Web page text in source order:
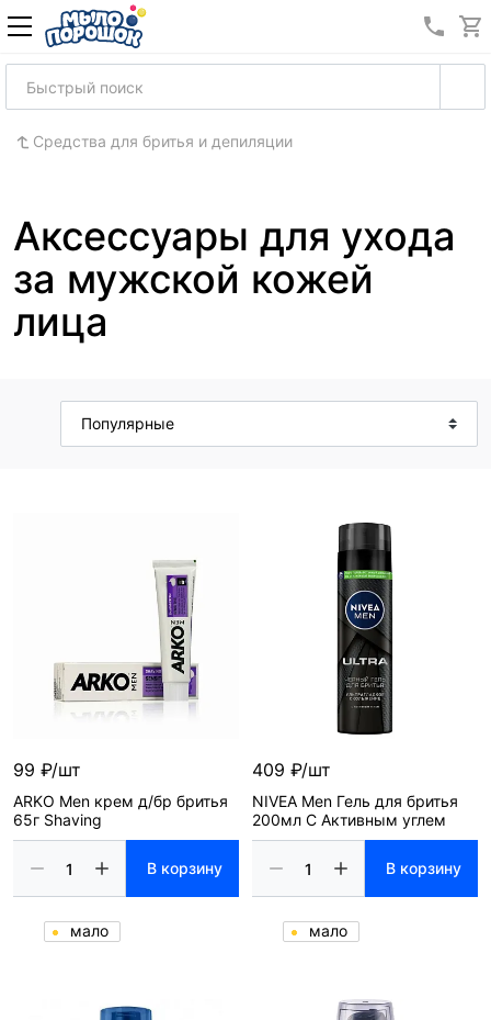
8
Средства для бритья и депиляции
Аксессуары для ухода
за мужской кожей
лица
99 ₽/шт
ARKO Men крем д/бр бритья
65г Shaving
В корзину
мало
409 ₽/шт
NIVEA Men Гель для бритья
200мл С Активным углем
В корзину
мало